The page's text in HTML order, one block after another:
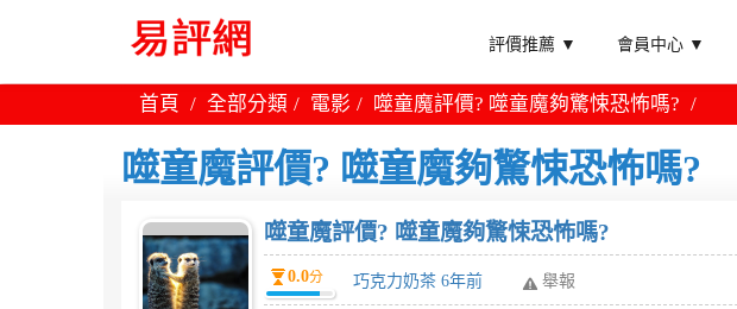
評價推薦 ▼ 會員中心 ▼
首頁 全部分類 電影 噬童魔評價? 噬童魔夠驚悚恐怖嗎?
噬童魔評價? 噬童魔夠驚悚恐怖嗎?
噬童魔評價? 噬童魔夠驚悚恐怖嗎?
0.0分 巧克力奶茶 6年前 舉報